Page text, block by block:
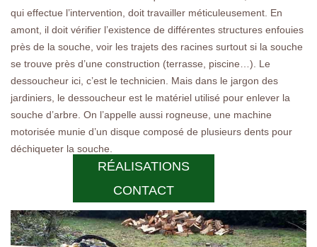
RÉALISATIONS
CONTACT
qui effectue l’intervention, doit travailler méticuleusement. En
amont, il doit vérifier l’existence de différentes structures enfouies
près de la souche, voir les trajets des racines surtout si la souche
se trouve près d’une construction (terrasse, piscine…). Le
dessoucheur ici, c’est le technicien. Mais dans le jargon des
jardiniers, le dessoucheur est le matériel utilisé pour enlever la
souche d’arbre. On l’appelle aussi rogneuse, une machine
motorisée munie d’un disque composé de plusieurs dents pour
déchiqueter la souche.